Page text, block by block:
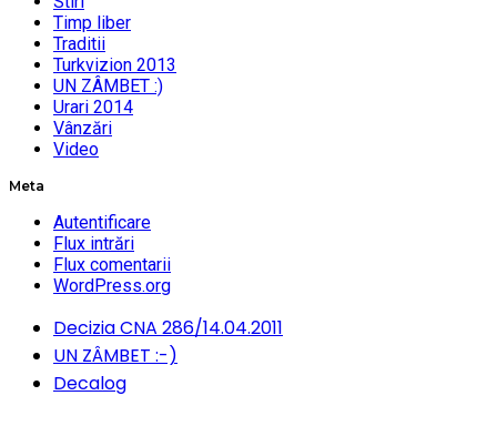
Timp liber
Traditii
Turkvizion 2013
UN ZÂMBET :)
Urari 2014
Vânzări
Video
Meta
Autentificare
Flux intrări
Flux comentarii
WordPress.org
Decizia CNA 286/14.04.2011
UN ZÂMBET :-)
Decalog